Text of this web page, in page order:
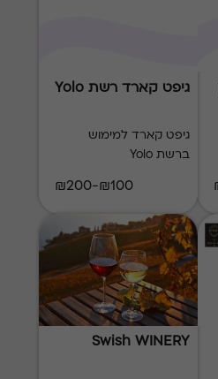
גיפט קארד רשת Yolo
גיפט קארד למימוש
ברשת Yolo
₪100-₪200
Swish WINERY